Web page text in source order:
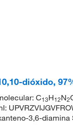
dióxido,
C13H12N2
3,6-diamina